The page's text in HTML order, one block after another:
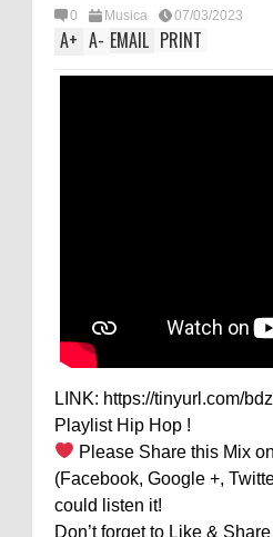
0 Musica 07/03/2023
A+ A- EMAIL PRINT
LINK: https://tinyurl.com/
Playlist Hip Hop !
Please Share this Mix
(Facebook, Google +,
could listen it!
Don’t forget to Like &